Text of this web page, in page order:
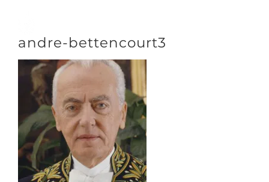
contenu
DÉCOUVRIR
VENIR
NOUS SUIVRE
andre-bettencourt3